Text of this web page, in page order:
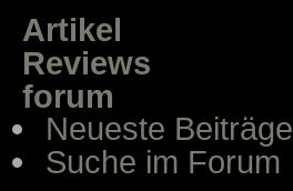
Artikel
Reviews
forum
Neueste Beiträge
Suche im Forum